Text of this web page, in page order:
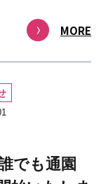
MORE
でも通園